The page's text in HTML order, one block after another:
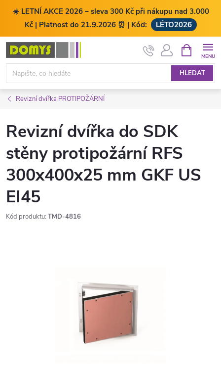
☀️ LETNÍ AKCE 2026 – sleva 300 Kč při nákupu nad 3.000
Kč | Platnost do 21.9.2026 ⏰ | Kód:
LÉTO2026
Přejít
obsah
HLEDAT
NÁKUPNÍ
KOŠÍK
Revizní dvířka PROTIPOŽÁRNÍ
Revizní dvířka do SDK
stěny protipožární RFS
300x400x25 mm GKF US
EI45
Kód produktu: TMD-4816